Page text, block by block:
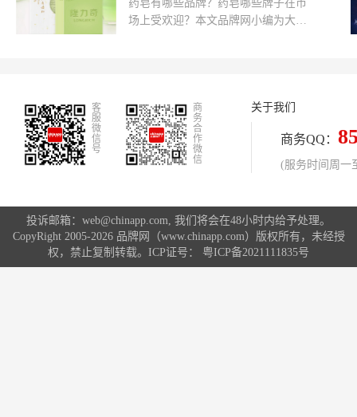
牌，一起来看看道闸有什么品牌吧!
药皂有哪些品牌？药皂哪些牌子在市
场上受欢迎？本文品牌网小编为大家
客
服
微
信
号
商
务
合
作
微
信
关于我们
商务QQ：
(服务时间周一
投诉邮箱：web@chinapp.com, 我们将会在48小时内给予处理。
CopyRight 2005-2026 品牌网（www.chinapp.com）版权所有，未经授
权，禁止复制转载。ICP证号： 粤ICP备2021111835号